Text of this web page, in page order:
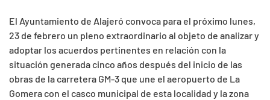
El Ayuntamiento de Alajeró convoca para el próximo lunes,
23 de febrero un pleno extraordinario al objeto de analizar y
adoptar los acuerdos pertinentes en relación con la
situación generada cinco años después del inicio de las
obras de la carretera GM-3 que une el aeropuerto de La
Gomera con el casco municipal de esta localidad y la zona